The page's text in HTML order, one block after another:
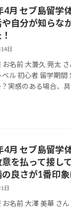
4月 セブ島留
自分が知らな
日
お名前 大兼久 莞太
ベル 初心者 留学期
実感のある場合、
4月 セブ島留
を払って接し
良さが1番印象
日
お名前 大澤 美華 さ